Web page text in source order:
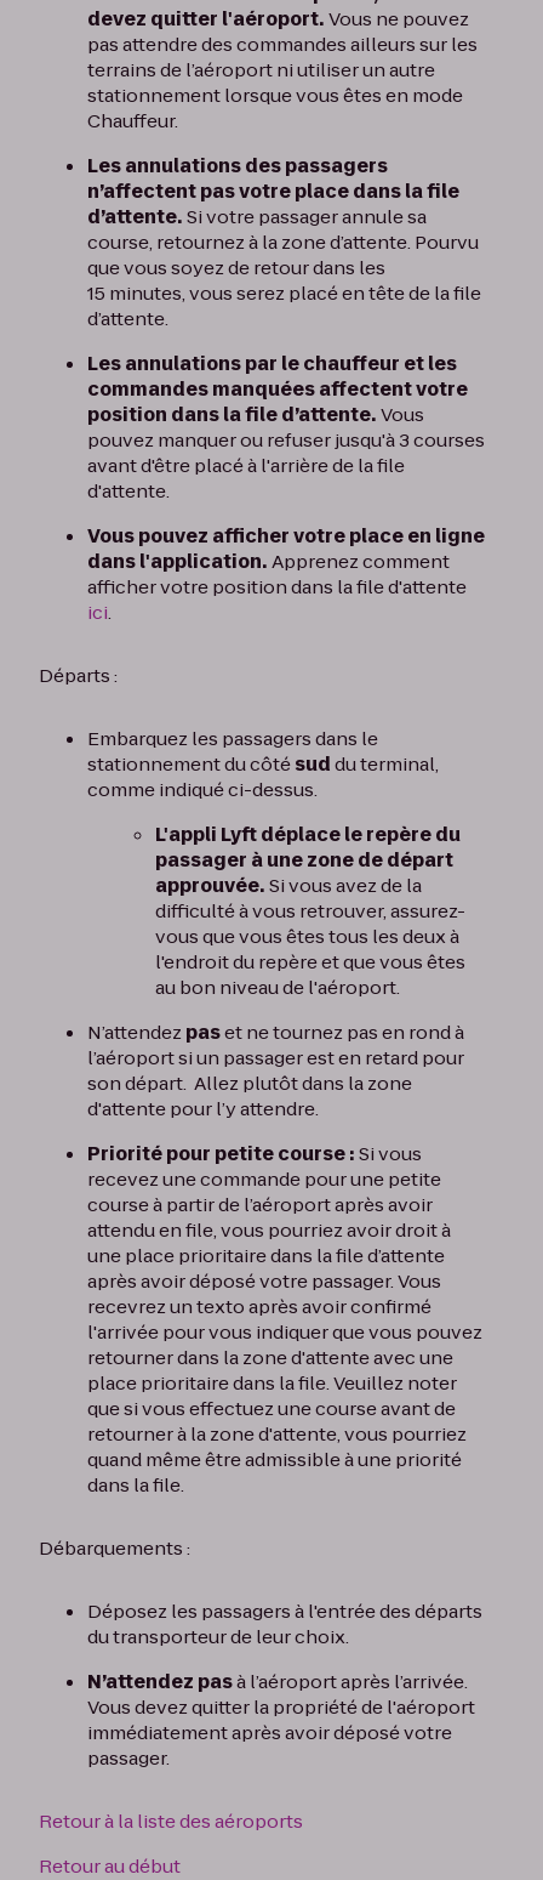
devez quitter l'aéroport.Vous ne pouvez
pas attendre des commandes ailleurs sur les
terrains de l’aéroport ni utiliser un autre
stationnement lorsque vous êtes en mode
Chauffeur.
Les annulations des passagers
n’affectent pas votre place dans la file
d’attente.Si votre passager annule sa
course, retournez à la zone d’attente. Pourvu
que vous soyez de retour dans les
15 minutes, vous serez placé en tête de la file
d’attente.
Les annulations par le chauffeur et les
commandes manquées affectent votre
position dans la file d’attente.Vous
pouvez manquer ou refuser jusqu'à 3 courses
avant d'être placé à l'arrière de la file
d'attente.
Vous pouvez afficher votre place en ligne
dans l'application.Apprenez comment
afficher votre position dans la file d'attente
ici.
Départs :
Embarquez les passagers dans le
stationnement du côtésuddu terminal,
comme indiqué ci-dessus.
L'appli Lyft déplace le repère du
passager à une zone de départ
approuvée.Si vous avez de la
difficulté à vous retrouver, assurez-
vous que vous êtes tous les deux à
l'endroit du repère et que vous êtes
au bon niveau de l'aéroport.
N’attendez paset ne tournez pas en rond à
l’aéroport si un passager est en retard pour
son départ. Allez plutôt dans la zone
d'attente pour l’y attendre.
Priorité pour petite course :Si vous
recevez une commande pour une petite
course à partir de l’aéroport après avoir
attendu en file, vous pourriez avoir droit à
une place prioritaire dans la file d’attente
après avoir déposé votre passager. Vous
recevrez un texto après avoir confirmé
l'arrivée pour vous indiquer que vous pouvez
retourner dans la zone d'attente avec une
place prioritaire dans la file. Veuillez noter
que si vous effectuez une course avant de
retourner à la zone d'attente, vous pourriez
quand même être admissible à une priorité
dans la file.
Débarquements :
Déposez les passagers à l'entrée des départs
du transporteur de leur choix.
N’attendez pasà l’aéroport après l’arrivée.
Vous devez quitter la propriété de l'aéroport
immédiatement après avoir déposé votre
passager.
Retour à la liste des aéroports
Retour au début